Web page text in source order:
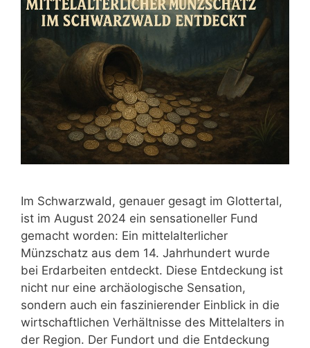
Im Schwarzwald, genauer gesagt im Glottertal,
ist im August 2024 ein sensationeller Fund
gemacht worden: Ein mittelalterlicher
Münzschatz aus dem 14. Jahrhundert wurde
bei Erdarbeiten entdeckt. Diese Entdeckung ist
nicht nur eine archäologische Sensation,
sondern auch ein faszinierender Einblick in die
wirtschaftlichen Verhältnisse des Mittelalters in
der Region. Der Fundort und die Entdeckung